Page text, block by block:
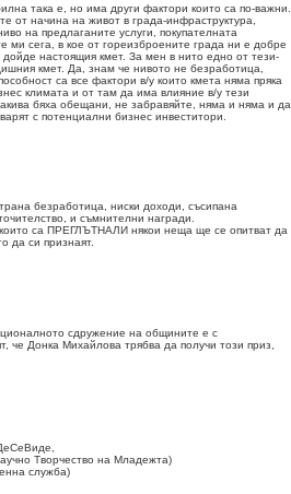
така е, но има други фактори които са по-важни.
от начина на живот в града-инфраструктура,
на предлаганите услуги, покупателната
ми сега, в кое от гореизброените града ни е добре
настоящия кмет. За мен в нито едно от тези-
кмет. Да, знам че нивото не безработица,
са все фактори в/у които кмета няма пряка
климата и от там да има влияние в/у тези
бяха обещани, не забравяйте, няма и няма и да
с потенциални бизнес инвеститори.
безработица, ниски доходи, съсипана
и съмнителни награди.
са ПРЕГЛЪТНАЛИ някои неща ще се опитват да
да си признаят.
сдружение на общините е с
че Донка Михайлова трябва да получи този приз,
Творчество на Младежта)
служба)